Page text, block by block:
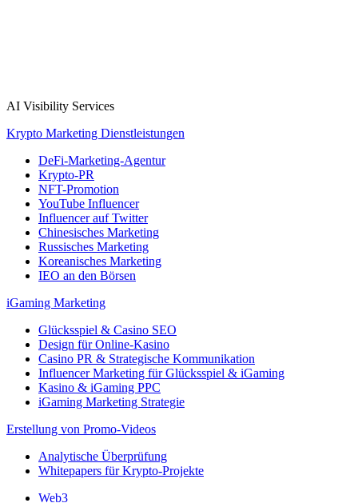
AI Visibility Services
Krypto Marketing Dienstleistungen
DeFi-Marketing-Agentur
Krypto-PR
NFT-Promotion
YouTube Influencer
Influencer auf Twitter
Chinesisches Marketing
Russisches Marketing
Koreanisches Marketing
IEO an den Börsen
iGaming Marketing
Glücksspiel & Casino SEO
Design für Online-Kasino
Casino PR & Strategische Kommunikation
Influencer Marketing für Glücksspiel & iGaming
Kasino & iGaming PPC
iGaming Marketing Strategie
Erstellung von Promo-Videos
Analytische Überprüfung
Whitepapers für Krypto-Projekte
Web3